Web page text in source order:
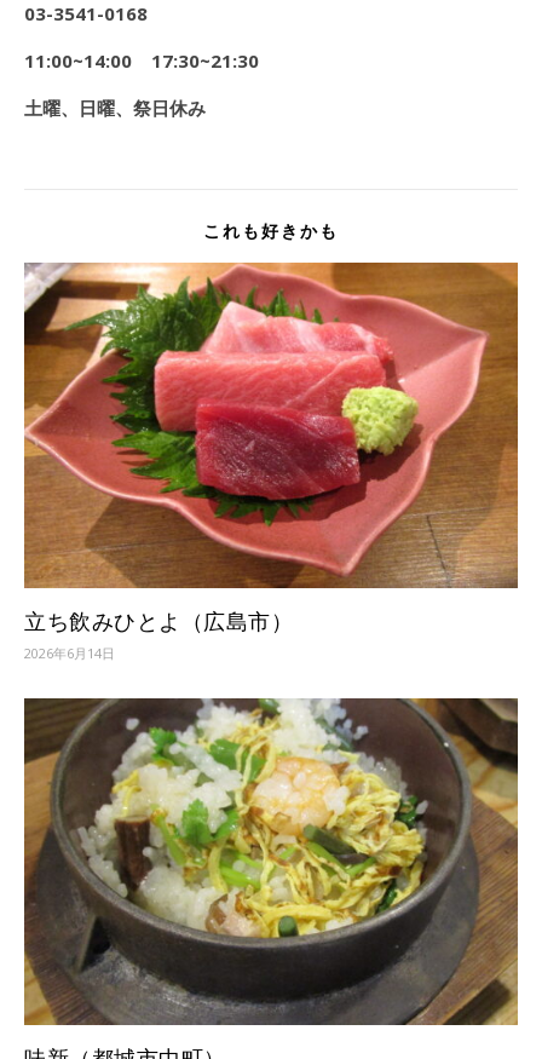
03-3541-0168
11:00~14:00 17:30~21:30
土曜、日曜、祭日休み
これも好きかも
立ち飲みひとよ（広島市）
2026年6月14日